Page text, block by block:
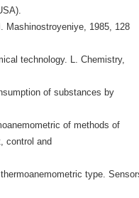
Mashinostroyeniye, 1985, 128
technology. L. Chemistry,
of substances by
of methods of
control and
type.